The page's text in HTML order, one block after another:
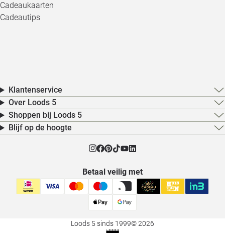
Cadeaukaarten
Cadeautips
Klantenservice
Over Loods 5
Shoppen bij Loods 5
Blijf op de hoogte
Betaal veilig met
Loods 5 sinds 1999© 2026